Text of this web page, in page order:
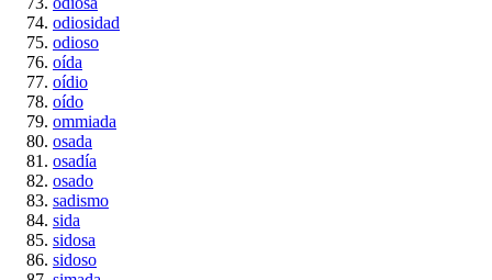
odiosidad
odioso
oída
oídio
oído
ommiada
osada
osadía
osado
sadismo
sida
sidosa
sidoso